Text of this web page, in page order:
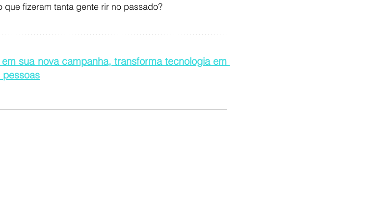
fizeram tanta gente rir no passado?
sua nova campanha, transforma tecnologia em
pessoas